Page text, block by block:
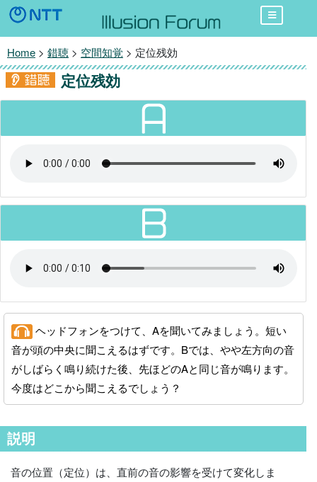
Home > 錯聴 > 空間知覚 > 定位残効
定位残効
ヘッドフォンをつけて、Aを聞いてみましょう。短い
音が頭の中央に聞こえるはずです。Bでは、やや左方向の音
がしばらく鳴り続けた後、先ほどのAと同じ音が鳴ります。
今度はどこから聞こえるでしょう？
説明
音の位置（定位）は、直前の音の影響を受けて変化しま